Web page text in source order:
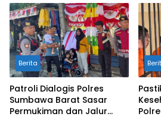
Api
Berita
Patroli Dialogis Polres
Sumbawa Barat Sasar
Permukiman dan Jalur